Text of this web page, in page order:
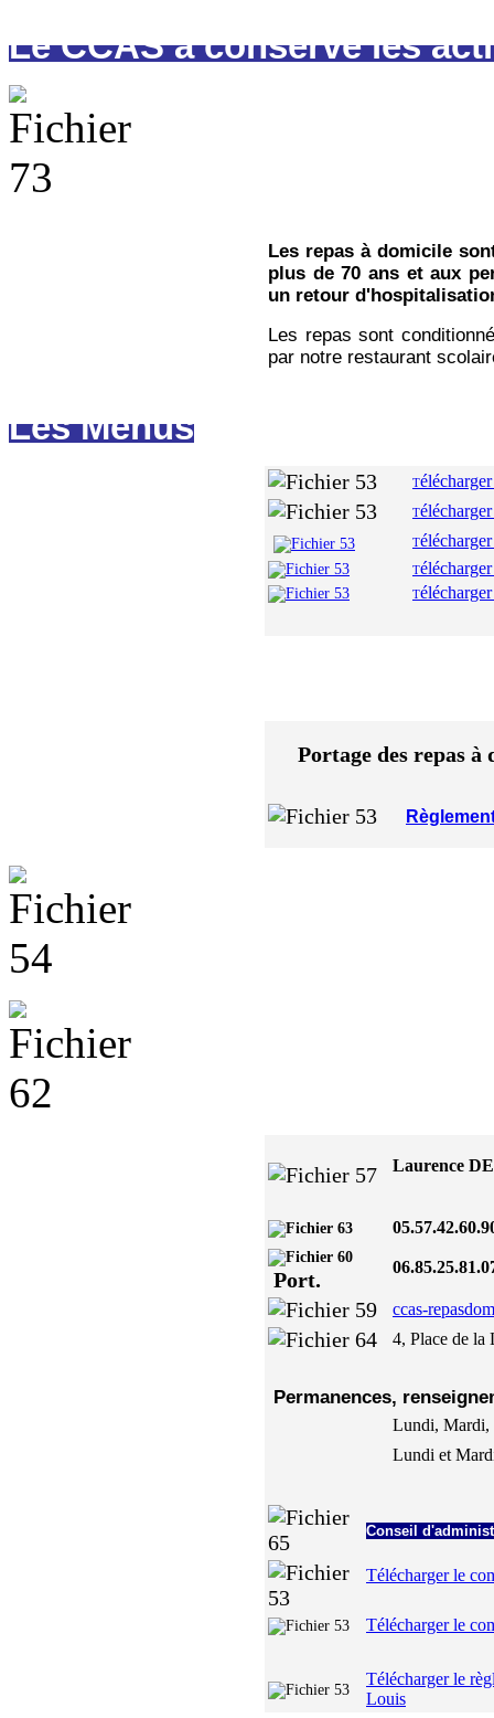
Le CCAS a conservé les
Les repas à domicile
plus de 70 ans et aux
un retour
Les repas sont
par notre restaurant
Les Menus
T
T
T
T
T
Portage des repas
Port.
ccas-
4, Place de la
Permanences,
Lundi, Mardi,
Lundi et
Conseil
Télécharger le
Télécharger le
Télécharger le
Louis